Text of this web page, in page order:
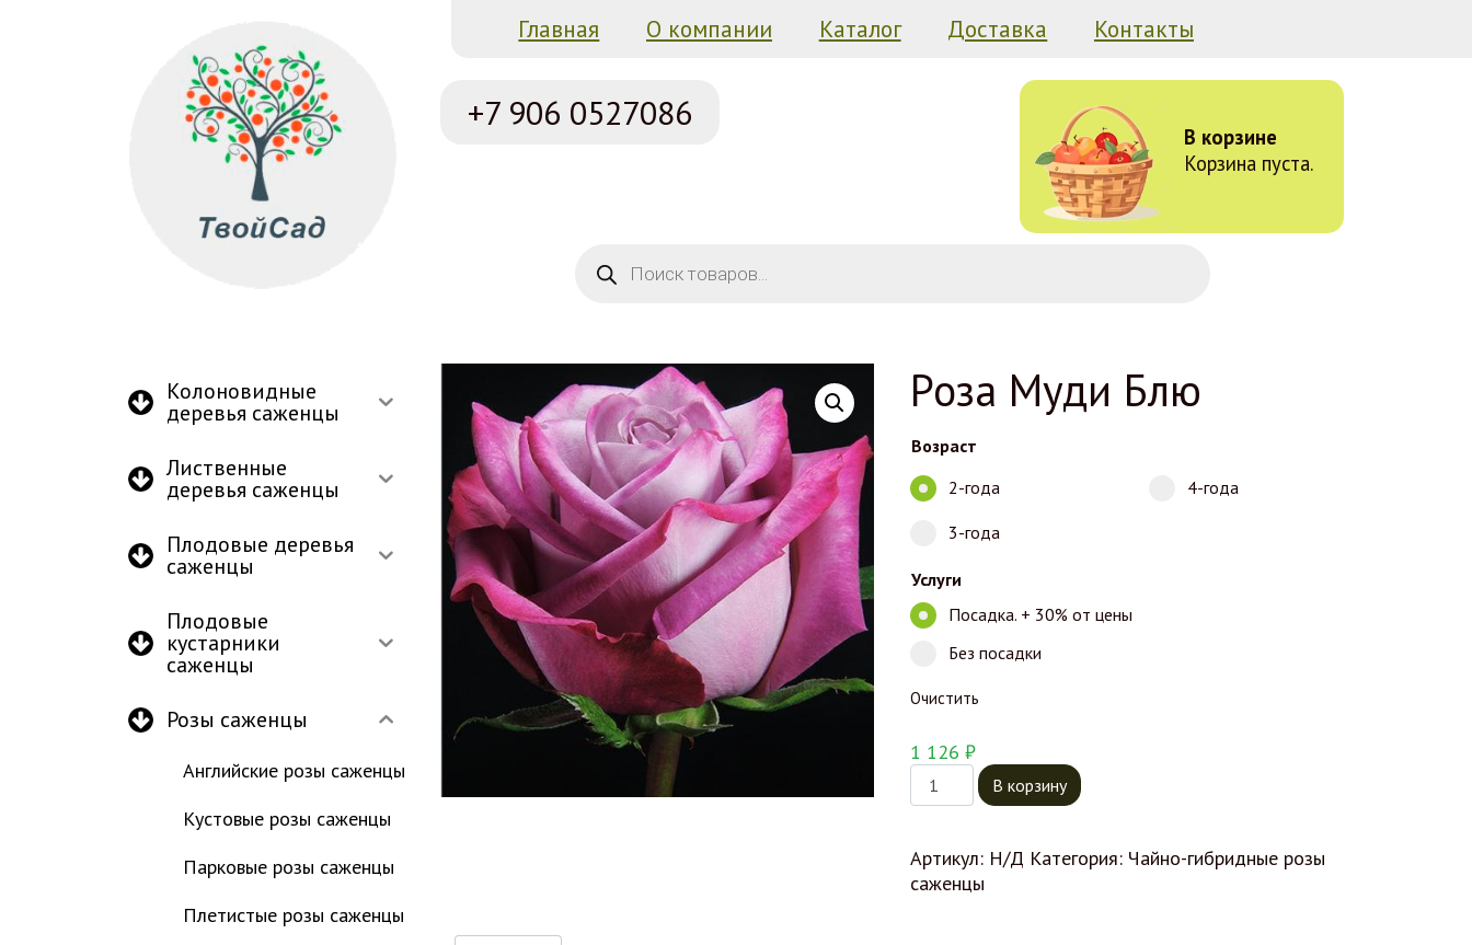
Главная О компании Каталог Доставка Контакты
+7 906 0527086
В корзине
Корзина пуста.
Колоновидные
деревья саженцы
Лиственные
деревья саженцы
Плодовые деревья
саженцы
Плодовые
кустарники
саженцы
Розы саженцы
Английские розы саженцы
Кустовые розы саженцы
Парковые розы саженцы
Плетистые розы саженцы
Роза Муди Блю
Возраст
2-года
3-года
4-года
Услуги
Посадка. + 30% от цены
Без посадки
Очистить
1 126 ₽
Количество товара Роза Муди Блю
В корзину
Артикул: Н/Д Категория: Чайно-гибридные розы
саженцы